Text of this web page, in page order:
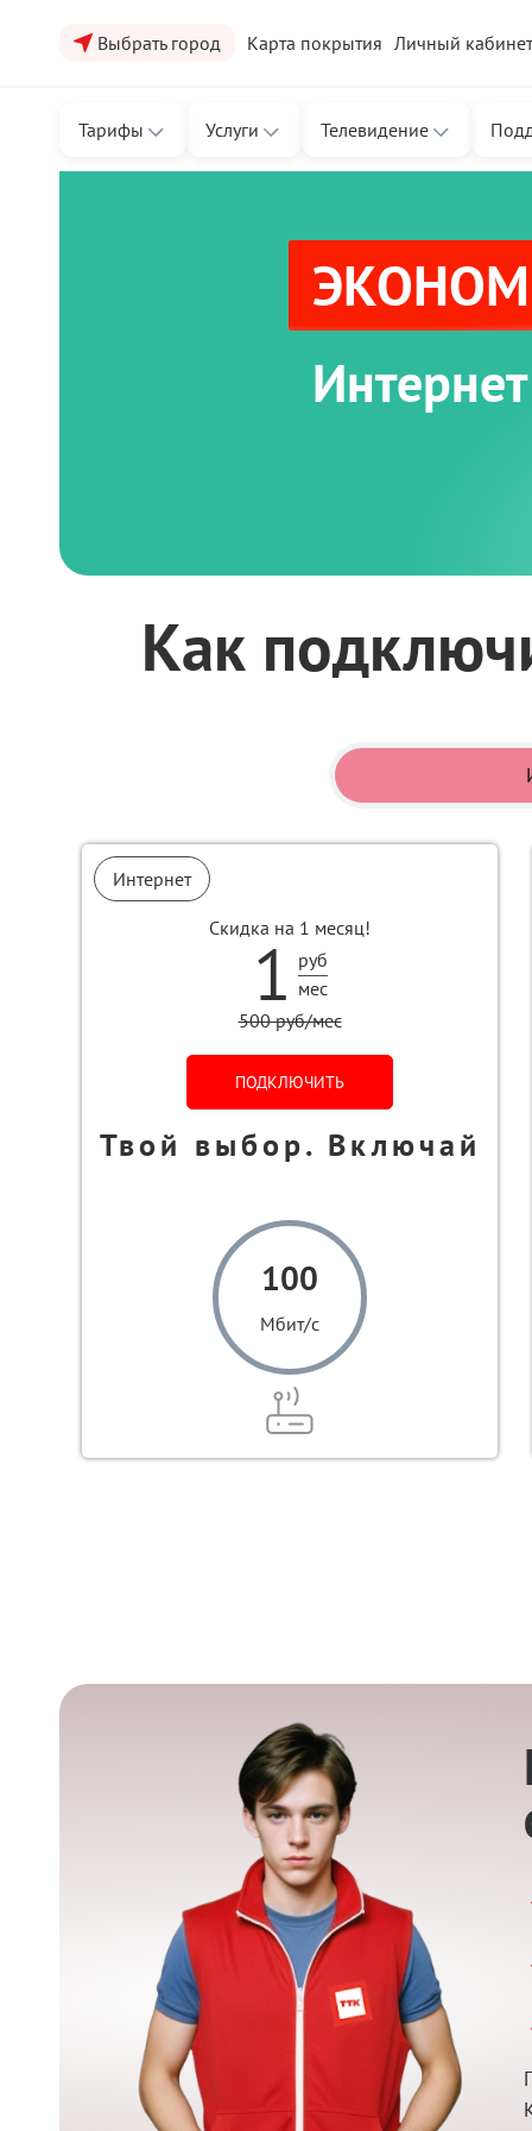
Выбрать город Карта покрытия Личный кабинет
Тарифы Услуги Телевидение
Как
Интернет
Скидка на 1 месяц!
1 руб
мес
500 руб/мес
ПОДКЛЮЧИТЬ
Твой выбор. Включай
100
Мбит/с